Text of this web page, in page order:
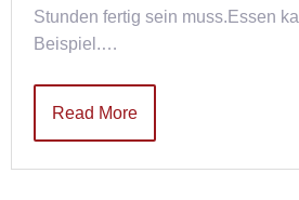
Stunden fertig sein muss.Essen
Beispiel.…
Read More